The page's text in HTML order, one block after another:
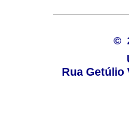
©
Rua Getúlio